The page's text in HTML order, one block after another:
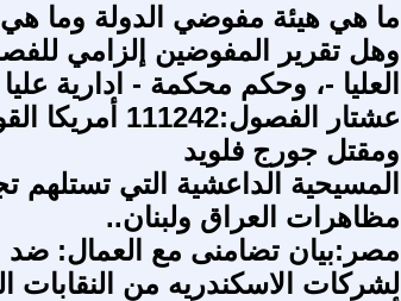
ما هي هيئة مفوضي الدولة وما هي
وهل تقرير المفوضين إلزامي
العليا -، وحكم محكمة - ادارية
عشتار
ومقتل جورج فلويد
المسيحية الداعشية التي تستلهم
مظاهرات العراق ولبنان..
مصر:بيان تضامنى مع العمال: ضد
لشركات الاسكندريه من النقابات